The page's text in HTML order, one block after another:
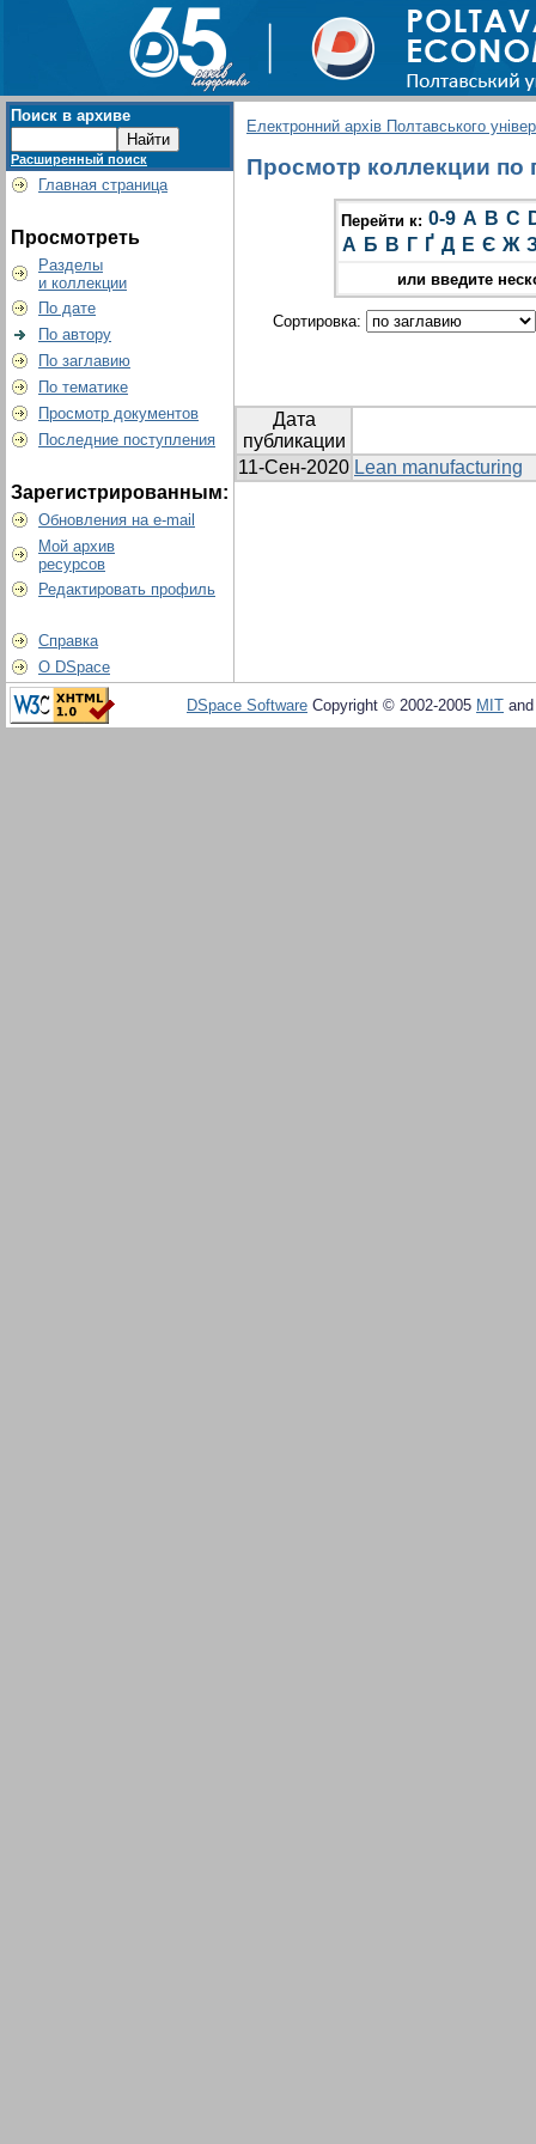
Поиск в архиве
Расширенный поиск
Главная страница
Просмотреть
Разделы
и коллекции
По дате
По автору
По заглавию
По тематике
Просмотр документов
Последние поступления
Зарегистрированным:
Обновления на e-mail
Мой архив
ресурсов
Редактировать профиль
Справка
О DSpace
Електронний архів Полтавського
Просмотр коллекции по
Перейти к: 0-9 A B C
А Б В Г Ґ Д Е Є Ж
или введите
Сортировка:
Дата
публикации
11-Сен-2020 Lean manufacturing
DSpace Software Copyright © 2002-2005 MIT